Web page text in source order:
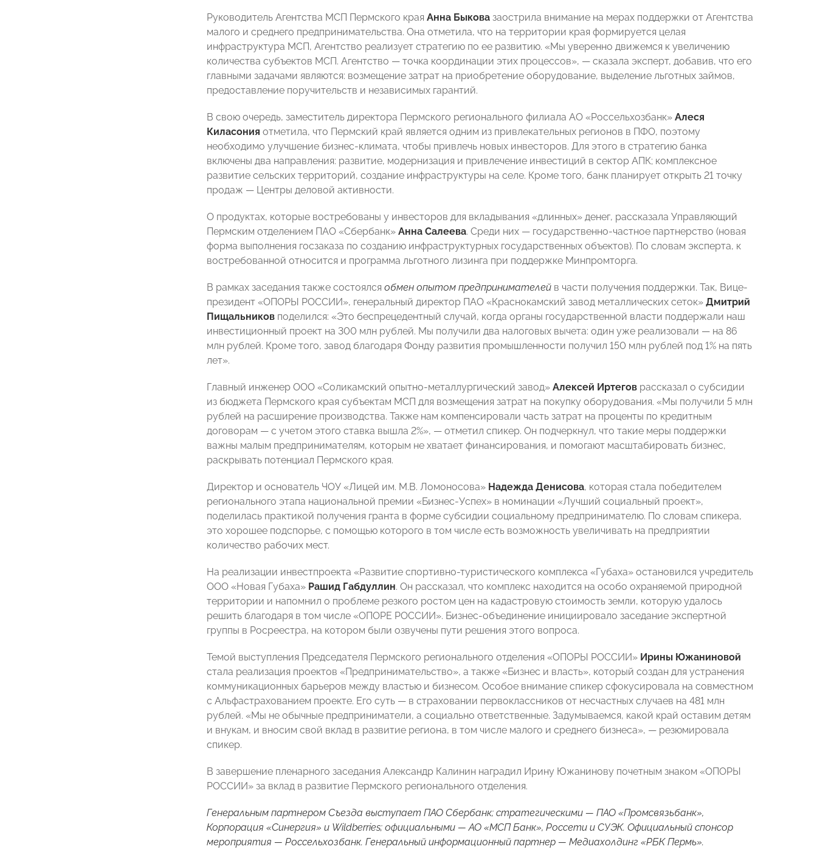
Руководитель Агентства МСП Пермского края Анна Быкова заострила внимание на мерах поддержки от Агентства
малого и среднего предпринимательства. Она отметила, что на территории края формируется целая
инфраструктура МСП, Агентство реализует стратегию по ее развитию. «Мы уверенно движемся к увеличению
количества субъектов МСП. Агентство — точка координации этих процессов», — сказала эксперт, добавив, что его
главными задачами являются: возмещение затрат на приобретение оборудование, выделение льготных займов,
предоставление поручительств и независимых гарантий.
В свою очередь, заместитель директора Пермского регионального филиала АО «Россельхозбанк» Алеся
Киласония отметила, что Пермский край является одним из привлекательных регионов в ПФО, поэтому
необходимо улучшение бизнес-климата, чтобы привлечь новых инвесторов. Для этого в стратегию банка
включены два направления: развитие, модернизация и привлечение инвестиций в сектор АПК; комплексное
развитие сельских территорий, создание инфраструктуры на селе. Кроме того, банк планирует открыть 21 точку
продаж — Центры деловой активности.
О продуктах, которые востребованы у инвесторов для вкладывания «длинных» денег, рассказала Управляющий
Пермским отделением ПАО «Сбербанк» Анна Салеева. Среди них — государственно-частное партнерство (новая
форма выполнения госзаказа по созданию инфраструктурных государственных объектов). По словам эксперта, к
востребованной относится и программа льготного лизинга при поддержке Минпромторга.
В рамках заседания также состоялся обмен опытом предпринимателей в части получения поддержки. Так, Вице-
президент «ОПОРЫ РОССИИ», генеральный директор ПАО «Краснокамский завод металлических сеток» Дмитрий
Пищальников поделился: «Это беспрецедентный случай, когда органы государственной власти поддержали наш
инвестиционный проект на 300 млн рублей. Мы получили два налоговых вычета: один уже реализовали — на 86
млн рублей. Кроме того, завод благодаря Фонду развития промышленности получил 150 млн рублей под 1% на пять
лет».
Главный инженер ООО «Соликамский опытно-металлургический завод» Алексей Иртегов рассказал о субсидии
из бюджета Пермского края субъектам МСП для возмещения затрат на покупку оборудования. «Мы получили 5 млн
рублей на расширение производства. Также нам компенсировали часть затрат на проценты по кредитным
договорам — с учетом этого ставка вышла 2%», — отметил спикер. Он подчеркнул, что такие меры поддержки
важны малым предпринимателям, которым не хватает финансирования, и помогают масштабировать бизнес,
раскрывать потенциал Пермского края.
Директор и основатель ЧОУ «Лицей им. М.В. Ломоносова» Надежда Денисова, которая стала победителем
регионального этапа национальной премии «Бизнес-Успех» в номинации «Лучший социальный проект»,
поделилась практикой получения гранта в форме субсидии социальному предпринимателю. По словам спикера,
это хорошее подспорье, с помощью которого в том числе есть возможность увеличивать на предприятии
количество рабочих мест.
На реализации инвестпроекта «Развитие спортивно-туристического комплекса «Губаха» остановился учредитель
ООО «Новая Губаха» Рашид Габдуллин. Он рассказал, что комплекс находится на особо охраняемой природной
территории и напомнил о проблеме резкого ростом цен на кадастровую стоимость земли, которую удалось
решить благодаря в том числе «ОПОРЕ РОССИИ». Бизнес-объединение инициировало заседание экспертной
группы в Росреестра, на котором были озвучены пути решения этого вопроса.
Темой выступления Председателя Пермского регионального отделения «ОПОРЫ РОССИИ» Ирины Южаниновой
стала реализация проектов «Предпринимательство», а также «Бизнес и власть», который создан для устранения
коммуникационных барьеров между властью и бизнесом. Особое внимание спикер сфокусировала на совместном
с Альфастрахованием проекте. Его суть — в страховании первоклассников от несчастных случаев на 481 млн
рублей. «Мы не обычные предприниматели, а социально ответственные. Задумываемся, какой край оставим детям
и внукам, и вносим свой вклад в развитие региона, в том числе малого и среднего бизнеса», — резюмировала
спикер.
В завершение пленарного заседания Александр Калинин наградил Ирину Южанинову почетным знаком «ОПОРЫ
РОССИИ» за вклад в развитие Пермского регионального отделения.
Генеральным партнером Съезда выступает ПАО Сбербанк; стратегическими — ПАО «Промсвязьбанк»,
Корпорация «Синергия» и Wildberries; официальными — АО «МСП Банк», Россети и СУЭК. Официальный спонсор
мероприятия — Россельхозбанк. Генеральный информационный партнер — Медиахолдинг «РБК Пермь».